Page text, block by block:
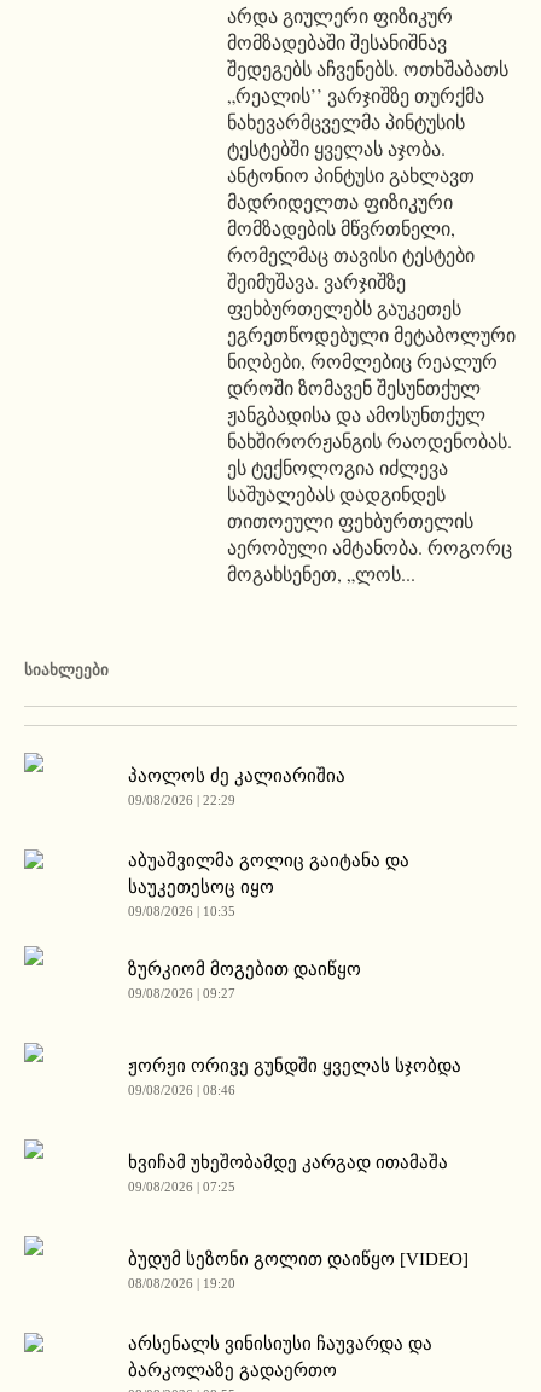
არდა გიულერი ფიზიკურ
მომზადებაში შესანიშნავ
შედეგებს აჩვენებს. ოთხშაბათს
„რეალის’’ ვარჯიშზე თურქმა
ნახევარმცველმა პინტუსის
ტესტებში ყველას აჯობა.
ანტონიო პინტუსი გახლავთ
მადრიდელთა ფიზიკური
მომზადების მწვრთნელი,
რომელმაც თავისი ტესტები
შეიმუშავა. ვარჯიშზე
ფეხბურთელებს გაუკეთეს
ეგრეთწოდებული მეტაბოლური
ნიღბები, რომლებიც რეალურ
დროში ზომავენ შესუნთქულ
ჟანგბადისა და ამოსუნთქულ
ნახშირორჟანგის რაოდენობას.
ეს ტექნოლოგია იძლევა
საშუალებას დადგინდეს
თითოეული ფეხბურთელის
აერობული ამტანობა. როგორც
მოგახსენეთ, „ლოს...
ᲡᲘᲐᲮᲚᲔᲔᲑᲘ
პაოლოს ძე კალიარიშია
09/08/2026 | 22:29
აბუაშვილმა გოლიც გაიტანა და
საუკეთესოც იყო
09/08/2026 | 10:35
ზურკიომ მოგებით დაიწყო
09/08/2026 | 09:27
ჟორჟი ორივე გუნდში ყველას სჯობდა
09/08/2026 | 08:46
ხვიჩამ უხეშობამდე კარგად ითამაშა
09/08/2026 | 07:25
ბუდუმ სეზონი გოლით დაიწყო [VIDEO]
08/08/2026 | 19:20
არსენალს ვინისიუსი ჩაუვარდა და
ბარკოლაზე გადაერთო